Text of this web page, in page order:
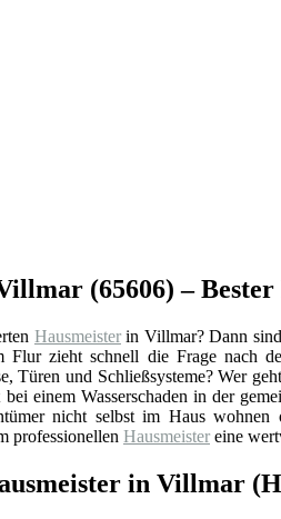
(65606) –
Hausmeisterin Villmar? Dann
zieht schnell die Frage nach
Türen und Schließsysteme? Wer
einem Wasserschaden in der
nicht selbst im Haus
professionellen Hausmeister eine
in Villmar